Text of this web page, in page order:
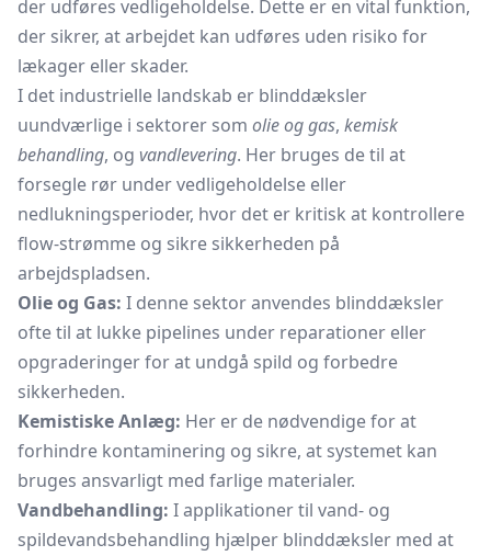
der udføres vedligeholdelse. Dette er en vital funktion,
der sikrer, at arbejdet kan udføres uden risiko for
lækager eller skader.
I det industrielle landskab er blinddæksler
uundværlige i sektorer som olie og gas, kemisk
behandling, og vandlevering. Her bruges de til at
forsegle rør under vedligeholdelse eller
nedlukningsperioder, hvor det er kritisk at kontrollere
flow-strømme og sikre sikkerheden på
arbejdspladsen.
Olie og Gas: I denne sektor anvendes blinddæksler
ofte til at lukke pipelines under reparationer eller
opgraderinger for at undgå spild og forbedre
sikkerheden.
Kemistiske Anlæg: Her er de nødvendige for at
forhindre kontaminering og sikre, at systemet kan
bruges ansvarligt med farlige materialer.
Vandbehandling: I applikationer til vand- og
spildevandsbehandling hjælper blinddæksler med at